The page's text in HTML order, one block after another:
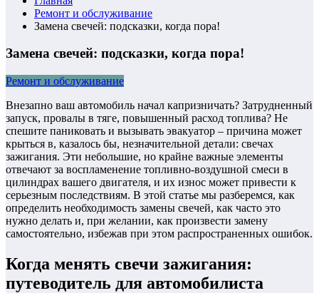
Ремонт и обслуживание
Замена свечей: подсказки, когда пора!
Замена свечей: подсказки, когда пора!
Ремонт и обслуживание
Внезапно ваш автомобиль начал капризничать? Затрудненный
запуск, провалы в тяге, повышенный расход топлива? Не
спешите паниковать и вызывать эвакуатор – причина может
крыться в, казалось бы, незначительной детали: свечах
зажигания. Эти небольшие, но крайне важные элементы
отвечают за воспламенение топливно-воздушной смеси в
цилиндрах вашего двигателя, и их износ может привести к
серьезным последствиям. В этой статье мы разберемся, как
определить необходимость замены свечей, как часто это
нужно делать и, при желании, как произвести замену
самостоятельно, избежав при этом распространенных ошибок.
Когда менять свечи зажигания:
путеводитель для автомобилиста